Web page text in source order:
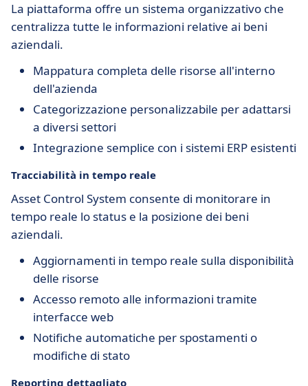
La piattaforma offre un sistema organizzativo che
centralizza tutte le informazioni relative ai beni
aziendali.
Mappatura completa delle risorse all'interno
dell'azienda
Categorizzazione personalizzabile per adattarsi
a diversi settori
Integrazione semplice con i sistemi ERP esistenti
Tracciabilità in tempo reale
Asset Control System consente di monitorare in
tempo reale lo status e la posizione dei beni
aziendali.
Aggiornamenti in tempo reale sulla disponibilità
delle risorse
Accesso remoto alle informazioni tramite
interfacce web
Notifiche automatiche per spostamenti o
modifiche di stato
Reporting dettagliato